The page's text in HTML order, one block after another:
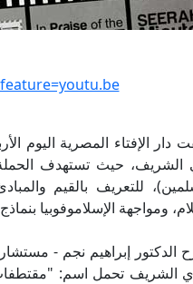
دار الإفتاء المصرية اليوم
للتعريف بالقيم
ومواجهة الإسلاموفوبيا
الدكتور إبراهيم نجم - مستشار